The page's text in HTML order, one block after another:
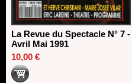
La Revue du Spectacle N° 7 -
Avril Mai 1991
10,00 €